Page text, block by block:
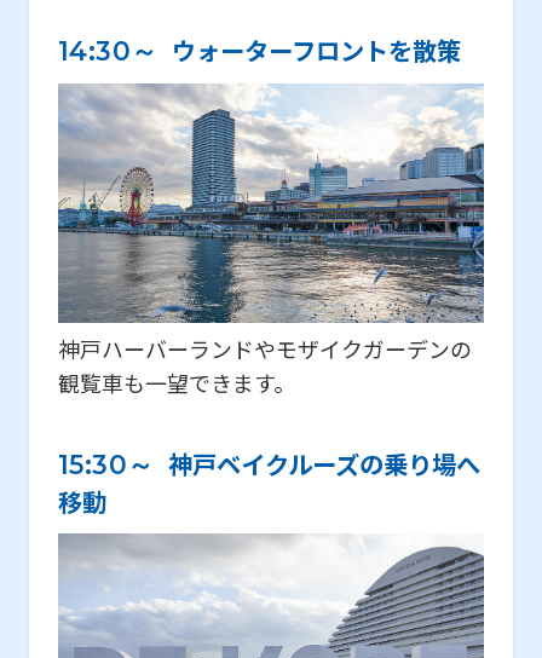
14:30～ ウォーターフロントを散策
神戸ハーバーランドやモザイクガーデンの
観覧車も⼀望できます。
15:30～ 神戸ベイクルーズの乗り場へ
移動